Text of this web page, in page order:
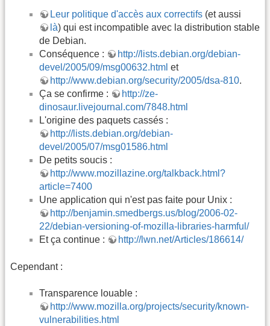
Leur politique d'accès aux correctifs (et aussi
là) qui est incompatible avec la distribution stable
de Debian.
Conséquence :
http://lists.debian.org/debian-
devel/2005/09/msg00632.html et
http://www.debian.org/security/2005/dsa-810.
Ça se confirme :
http://ze-
dinosaur.livejournal.com/7848.html
L'origine des paquets cassés :
http://lists.debian.org/debian-
devel/2005/07/msg01586.html
De petits soucis :
http://www.mozillazine.org/talkback.html?
article=7400
Une application qui n'est pas faite pour Unix :
http://benjamin.smedbergs.us/blog/2006-02-
22/debian-versioning-of-mozilla-libraries-harmful/
Et ça continue :
http://lwn.net/Articles/186614/
Cependant :
Transparence louable :
http://www.mozilla.org/projects/security/known-
vulnerabilities.html